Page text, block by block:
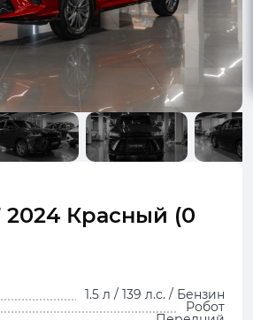
2024 Красный (0
1.5 л / 139 л.с. / Бензин
Робот